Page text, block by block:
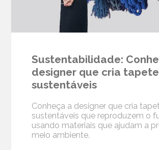
Sustentabilidade:
designer que cria
sustentáveis
Conheça a designer que cria
sustentáveis que reproduzem o
usando materiais que ajudam a
meio ambiente.